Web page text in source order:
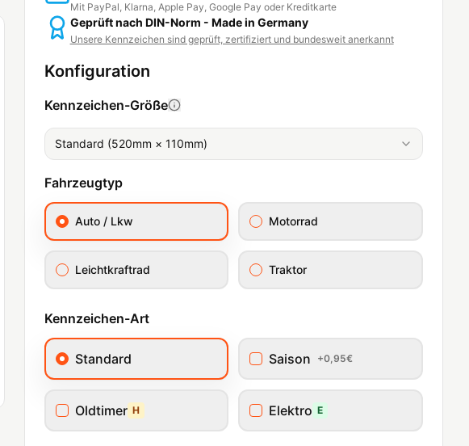
Mit PayPal, Klarna, Apple Pay, Google Pay oder Kreditkarte
Geprüft nach DIN-Norm - Made in Germany
Unsere Kennzeichen sind geprüft, zertifiziert und bundesweit anerkannt
Konfiguration
Kennzeichen-Größe
Standard (520mm × 110mm)
Fahrzeugtyp
Auto / Lkw Motorrad
Leichtkraftrad Traktor
Kennzeichen-Art
Standard Saison +0,95€
Oldtimer H Elektro E